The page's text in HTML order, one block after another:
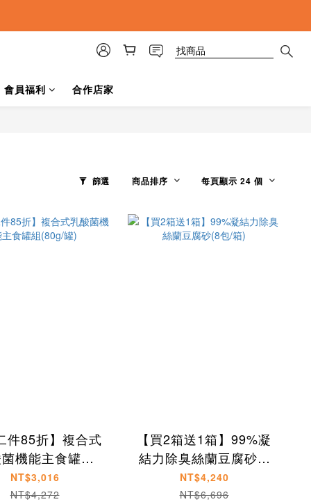
會員福利 合作店家
篩選 商品排序 每頁顯示 24 個
件85折】複合式
機能主食罐組
(80g/罐)
NT$3,016
NT$4,272
【買2箱送1箱】99%凝
結力除臭絲蘭豆腐砂(8
包/箱)
NT$4,240
NT$6,696